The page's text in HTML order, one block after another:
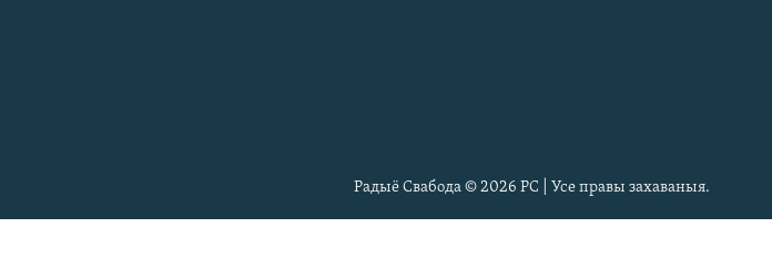
Радыё Свабода © 2026 РС | Усе правы захаваныя.